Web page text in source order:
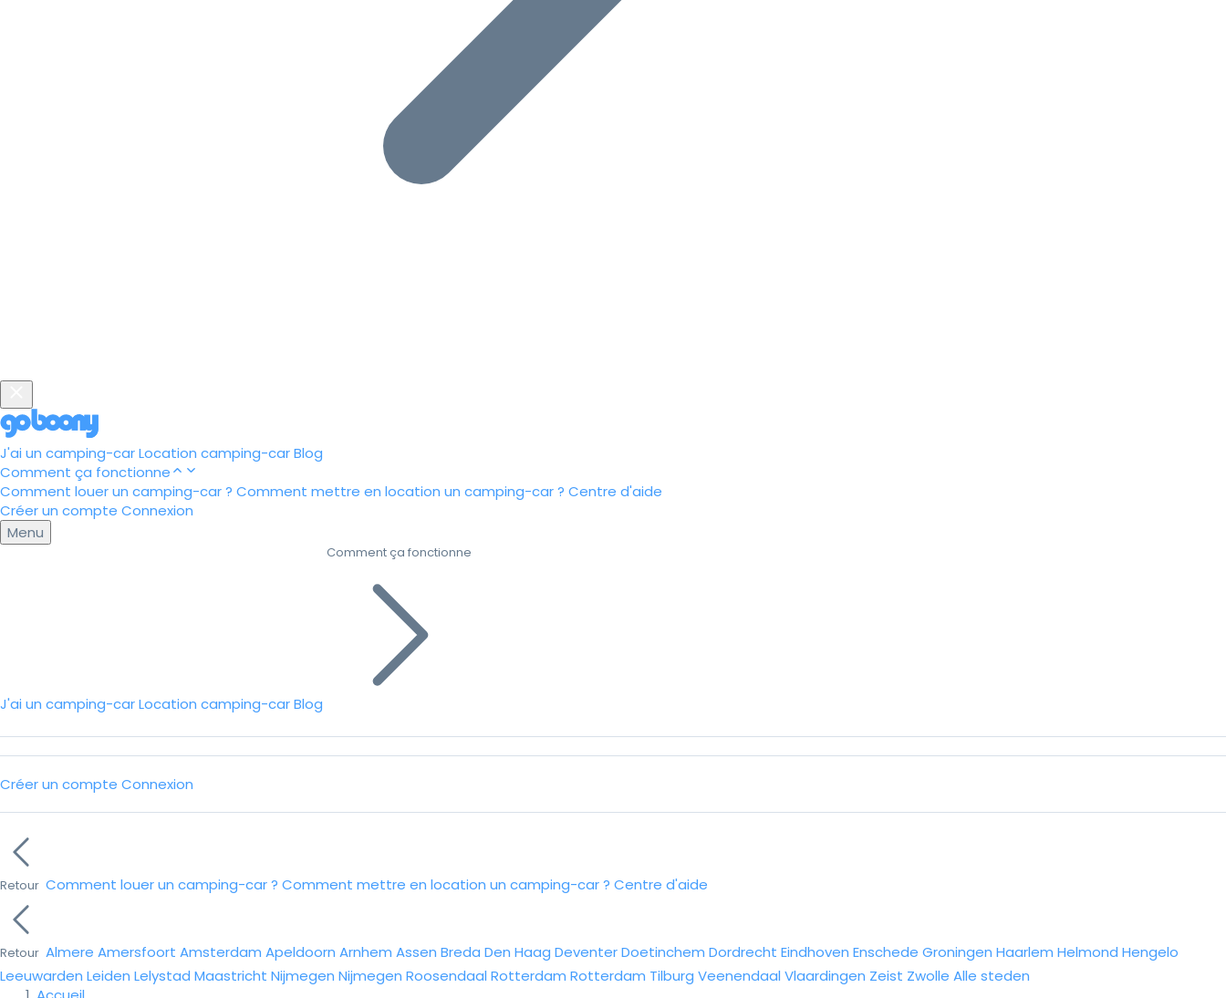
J'ai un camping-carLocation camping-carBlog
Comment ça fonctionne
Comment louer un camping-car ? Comment mettre en location un camping-car ? Centre d'aide
Créer un compte Connexion
Menu
J'ai un camping-carLocation camping-carBlog
Comment ça fonctionne
Créer un compte Connexion
Retour Comment louer un camping-car ? Comment mettre en location un camping-car ? Centre d'aide
Retour Almere Amersfoort Amsterdam Apeldoorn Arnhem Assen Breda Den Haag DeventerDoetinchem Dordrecht Eindhoven Enschede Groningen Haarlem Helmond Hengelo
Leeuwarden Leiden Lelystad Maastricht Nijmegen Nijmegen Roosendaal Rotterdam Rotterdam Tilburg Veenendaal Vlaardingen Zeist Zwolle Alle steden